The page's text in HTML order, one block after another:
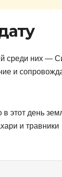
среди них —
и
этот день
и травники